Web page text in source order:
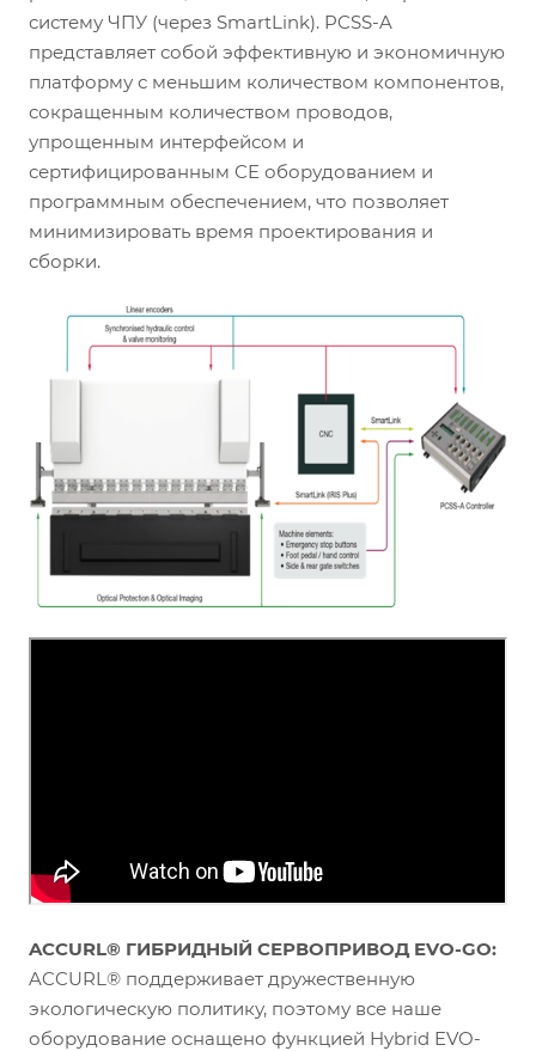
систему ЧПУ (через SmartLink). PCSS-A
представляет собой эффективную и экономичную
платформу с меньшим количеством компонентов,
сокращенным количеством проводов,
упрощенным интерфейсом и
сертифицированным CE оборудованием и
программным обеспечением, что позволяет
минимизировать время проектирования и
сборки.
ACCURL® ГИБРИДНЫЙ СЕРВОПРИВОД EVO-GO:
ACCURL® поддерживает дружественную
экологическую политику, поэтому все наше
оборудование оснащено функцией Hybrid EVO-